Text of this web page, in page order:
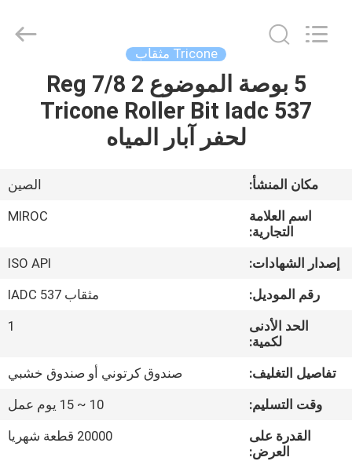
الصفحة
الرئيسية
معلومات
جولة
مراقبة
الجودة
Tricone مثقاب
5 بوصة الموضوع 2 7/8 Reg
Tricone Roller Bit Iadc 537
لحفر آبار المياه
مكان المنشأ:
الصين
اسم العلامة
التجارية:
MIROC
إصدار الشهادات:
ISO API
رقم الموديل:
مثقاب IADC 537
الحد الأدنى
لكمية:
1
تفاصيل التغليف:
صندوق كرتوني أو صندوق خشبي
وقت التسليم:
10 ~ 15 يوم عمل
القدرة على
العرض:
20000 قطعة شهريا